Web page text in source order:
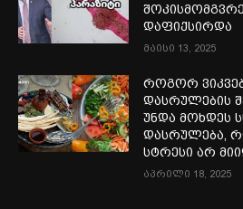
დაფიქსირდა
მაისი 13, 2025
როგორ
დასრულების
უნდა მოხდეს
დასრულება,
სტრესი არ
აპრილი 18, 2025